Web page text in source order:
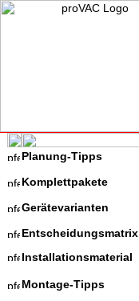
Planung-Tipps
Komplettpakete
Gerätevarianten
Entscheidungsmatrix
Installationsmaterial
Montage-Tipps